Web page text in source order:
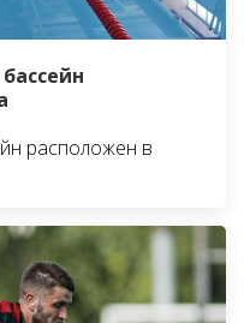
расположен в